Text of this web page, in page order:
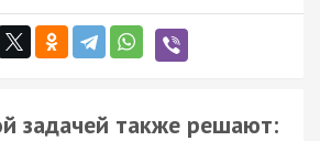
задачей также решают: